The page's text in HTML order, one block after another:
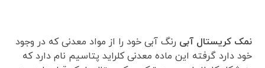
نمک کریستال آبی رنگ آبی خود را از مواد معدنی که در وجود
خود دارد گرفته این ماده معدنی کلراید پتاسیم نام دارد که